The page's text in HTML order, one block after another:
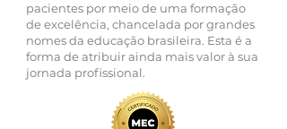
pacientes por meio de uma formação
de excelência, chancelada por grandes
nomes da educação brasileira. Esta é a
forma de atribuir ainda mais valor à sua
jornada profissional.